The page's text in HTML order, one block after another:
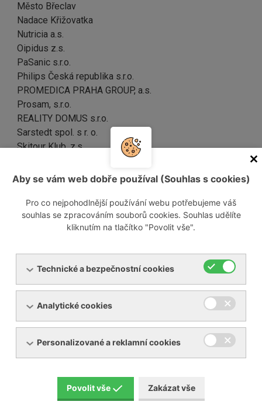
Město Břeclav
Nadace Křižovatka
Nutricia a.s.
Oipidus z.s.
PaSanic s.r.o.
Philips Česká republika s.r.o.
PROMEDICA PRAHA GROUP, a.s.
Prosam, s.r.o.
REALITY DOMUS s.r.o.
Sarstedt spol. s r. o.
Skitour Klub, z.s.
SWIETELSKY stavební s.r.o.
Tillotts Pharma Czech s.r.o.
Stedic s.r.o.
ČEPS, a.s.
Bc. Petra Příkazská
Marek Dvořák
FaBa engineering, s.r.o.
AKORDO s.r.o.
S.W.P. Břeclav
Liliana Schlemmer
NOSRETI reality s.r.o.
Lukáš Levák
Aby se vám web dobře používal (Souhlas s cookies)
Pro co nejpohodlnější používání webu potřebujeme váš
souhlas se zpracováním souborů cookies. Souhlas udělíte
kliknutím na tlačítko "Povolit vše".
Technické a bezpečnostní cookies
Analytické cookies
Personalizované a reklamní cookies
Povolit vše Zakázat vše